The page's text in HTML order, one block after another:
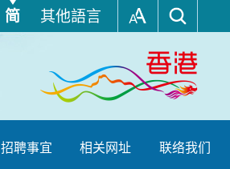
简 其他語言
招聘事宜 相关网址 联络我们